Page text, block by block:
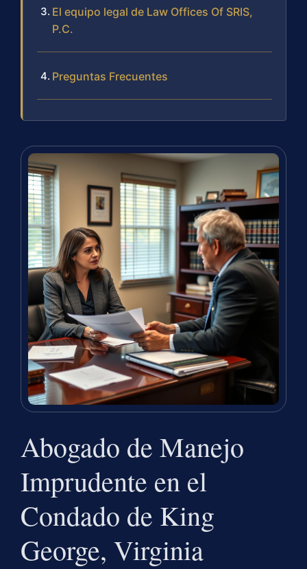
El equipo legal de Law Offices Of SRIS,
P.C.
Preguntas Frecuentes
Abogado de Manejo
Imprudente en el
Condado de King
George, Virginia